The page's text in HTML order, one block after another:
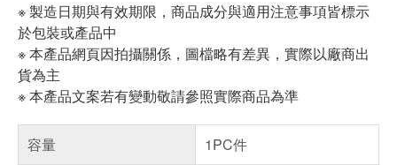
※ 製造日期與有效期限，商品成分與適用注意事項皆標示
於包裝或產品中
※ 本產品網頁因拍攝關係，圖檔略有差異，實際以廠商出
貨為主
※ 本產品文案若有變動敬請參照實際商品為準
容量
1PC件